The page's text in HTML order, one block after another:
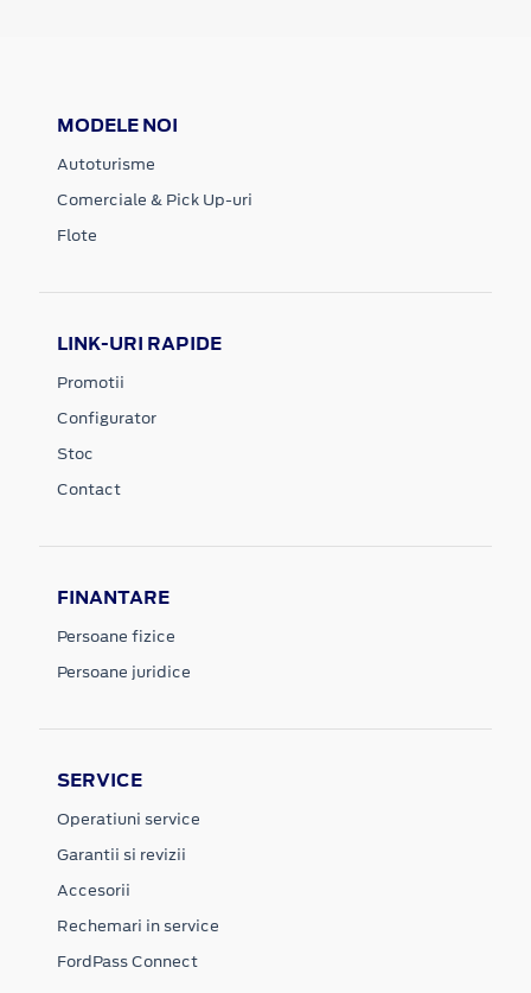
MODELE NOI
Autoturisme
Comerciale & Pick Up-uri
Flote
LINK-URI RAPIDE
Promotii
Configurator
Stoc
Contact
FINANTARE
Persoane fizice
Persoane juridice
SERVICE
Operatiuni service
Garantii si revizii
Accesorii
Rechemari in service
FordPass Connect